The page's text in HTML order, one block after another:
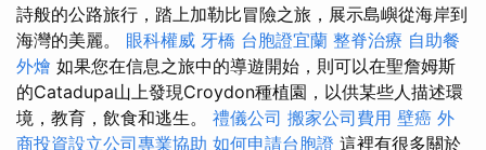
詩般的公路旅行，踏上加勒比冒險之旅，展示島嶼從海岸到
海灣的美麗。 眼科權威 牙橋 台胞證宜蘭 整脊治療 自助餐
外燴 如果您在信息之旅中的導遊開始，則可以在聖詹姆斯
的Catadupa山上發現Croydon種植園，以供某些人描述環
境，教育，飲食和逃生。 禮儀公司 搬家公司費用 壁癌 外
商投資設立公司專業協助 如何申請台胞證 這裡有很多關於